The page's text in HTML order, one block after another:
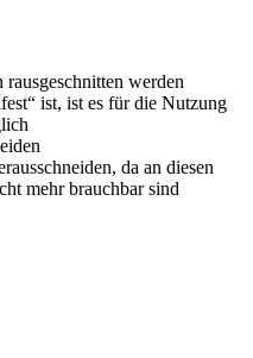
werden
ist, ist es für die Nutzung
da an diesen
mehr brauchbar sind